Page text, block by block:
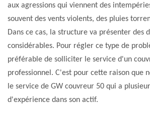
aux agressions qui viennent des
souvent des vents violents, des pluies
Dans ce cas, la structure va présenter des
considérables. Pour régler ce type de
préférable de solliciter le service d'un
professionnel. C'est pour cette raison que
le service de GW couvreur 50 qui a
d'expérience dans son actif.